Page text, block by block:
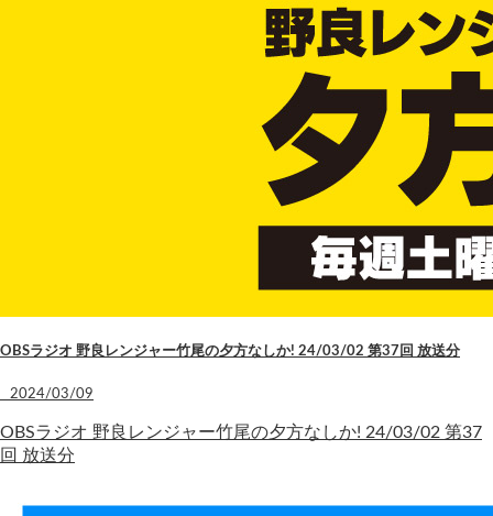
OBSラジオ 野良レンジャー竹尾の夕方なしか! 24/03/02 第37回 放送分
2024/03/09
OBSラジオ 野良レンジャー竹尾の夕方なしか! 24/03/02 第37
回 放送分